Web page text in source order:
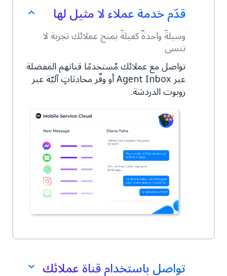
قدّم خدمة عملاء لا مثيل لها
وسيلةٌ واحدةٌ كفيلةٌ بمنح عملائك تجربة لا
تنسى
تواصل مع عملائك مُستخدمًا قناتهم المفضلة
عبر Agent Inbox أو وفّر محادثاتٍ آليّة عبر
روبوت الدردشة.
تواصل باستخدام قناة عملائك